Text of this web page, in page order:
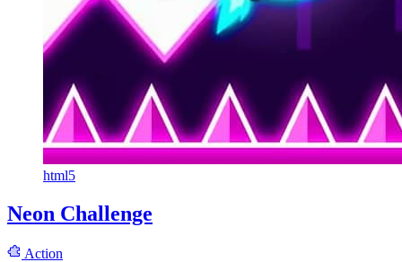
html5
Neon Challenge
Action